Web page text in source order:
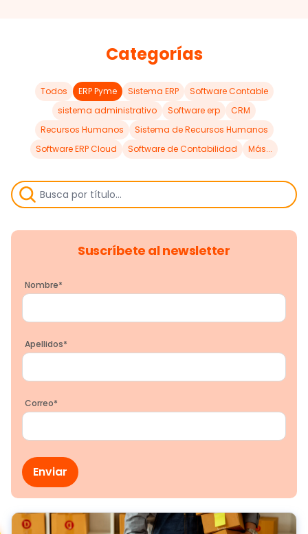
Categorías
Todos ERP Pyme Sistema ERP
Software Contable
sistema administrativo
Software erp
CRM
Recursos Humanos
Sistema de Recursos Humanos
Software ERP Cloud
Software de Contabilidad Más...
Suscríbete al newsletter
Nombre*
Apellidos*
Correo*